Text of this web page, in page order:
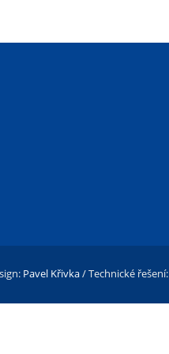
Pavel Křivka/ Technické řešení: